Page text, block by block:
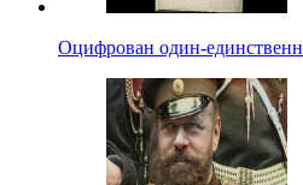
Оцифрован один-